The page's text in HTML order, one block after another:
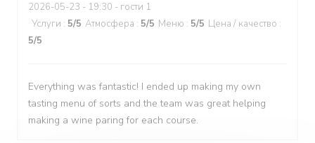
2026-05-23 - 19:30 - гости 1
Услуги : 5/5 Атмосфера : 5/5 Меню : 5/5 Цена / качество :
5/5
Everything was fantastic! I ended up making my own
tasting menu of sorts and the team was great helping
making a wine paring for each course.